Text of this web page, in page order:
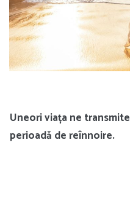
Uneori viața ne
perioadă de reînnoire.